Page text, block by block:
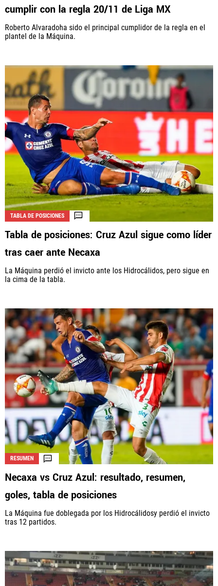
cumplir con la regla 20/11 de Liga MX
Roberto Alvaradoha sido el principal cumplidor de la regla en el
plantel de la Máquina.
TABLA DE POSICIONES
Tabla de posiciones: Cruz Azul sigue como líder
tras caer ante Necaxa
La Máquina perdió el invicto ante los Hidrocálidos, pero sigue en
la cima de la tabla.
RESUMEN
Necaxa vs Cruz Azul: resultado, resumen,
goles, tabla de posiciones
La Máquina fue doblegada por los Hidrocálidosy perdió el invicto
tras 12 partidos.